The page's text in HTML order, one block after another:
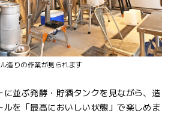
造りの作業が見られます
に並ぶ発酵・貯酒タンクを見ながら、造
ルを「最高においしい状態」で楽しめま